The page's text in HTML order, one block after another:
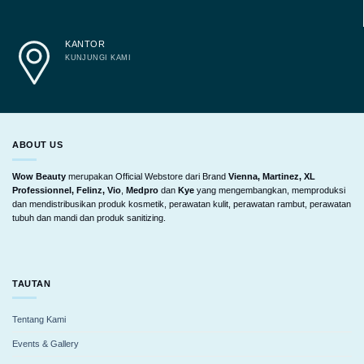
KANTOR
KUNJUNGI KAMI
ABOUT US
Wow Beauty merupakan Official Webstore dari Brand Vienna, Martinez, XL
Professionnel, Felinz, Vio Medpro dan Kye yang mengembangkan, memproduksi
dan mendistribusikan produk kosmetik, perawatan kulit, perawatan rambut, perawatan
tubuh dan mandi dan produk sanitizing.
TAUTAN
Tentang Kami
Events & Gallery